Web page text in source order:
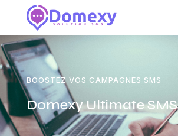
BOOSTEZ VOS CAMPAGNES SMS
Domexy Ultimate SMS